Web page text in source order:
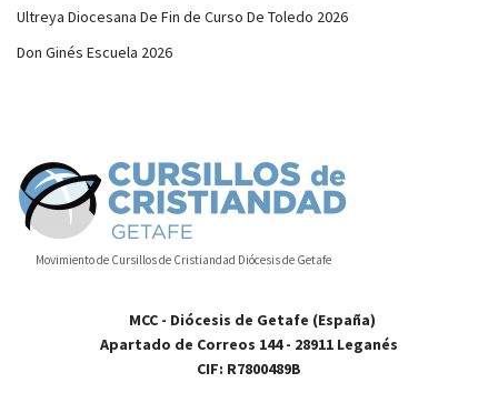
Ultreya Diocesana De Fin de Curso De Toledo 2026
Don Ginés Escuela 2026
Movimiento de Cursillos de Cristiandad Diócesis de Getafe
MCC - Diócesis de Getafe (España)
Apartado de Correos 144 - 28911 Leganés
CIF: R7800489B